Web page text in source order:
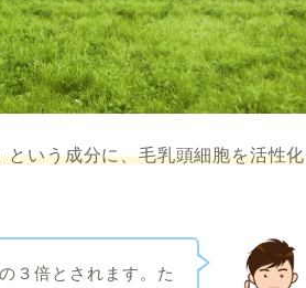
という成分に、毛乳頭細胞を活性化
３倍とされます。た